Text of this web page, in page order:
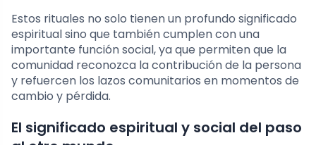
Estos rituales no solo tienen un profundo significado
espiritual sino que también cumplen con una
importante función social, ya que permiten que la
comunidad reconozca la contribución de la persona
y refuercen los lazos comunitarios en momentos de
cambio y pérdida.
El significado espiritual y social del paso